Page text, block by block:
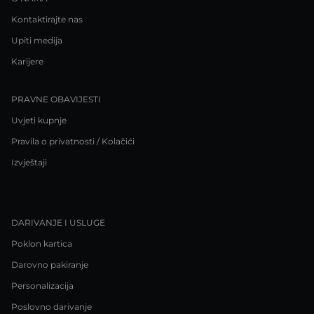
Kontaktirajte nas
Upiti medija
Karijere
PRAVNE OBAVIJESTI
Uvjeti kupnje
Pravila o privatnosti / Kolačići
Izvještaji
DARIVANJE I USLUGE
Poklon kartica
Darovno pakiranje
Personalizacija
Poslovno darivanje